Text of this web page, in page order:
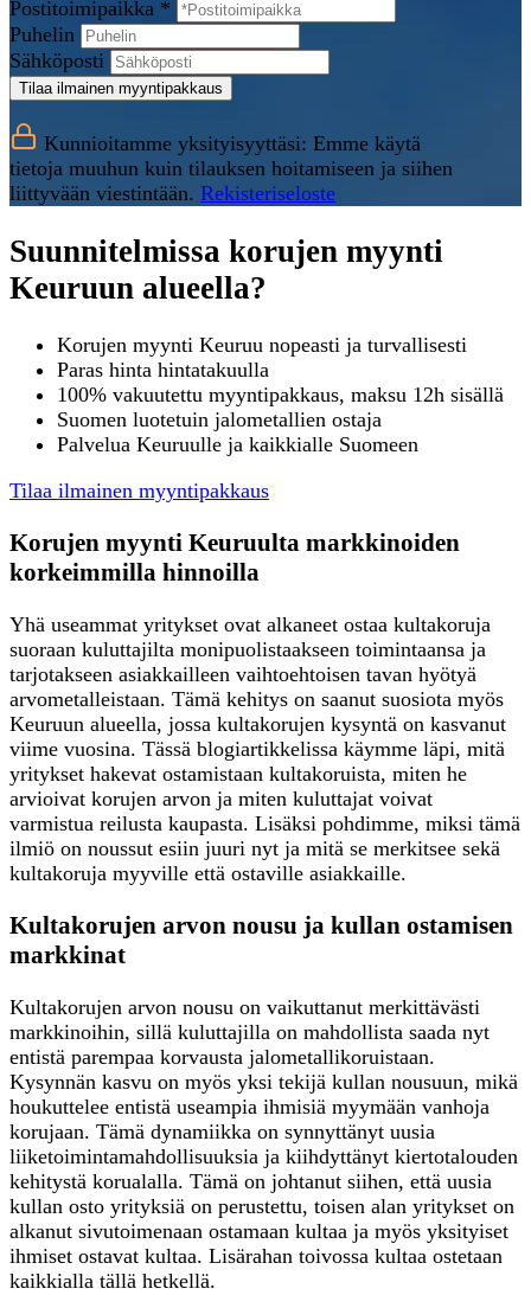
Postitoimipaikka *
Puhelin
Sähköposti
Tilaa ilmainen myyntipakkaus
Kunnioitamme yksityisyyttäsi: Emme käytä
tietoja muuhun kuin tilauksen hoitamiseen ja siihen
liittyvään viestintään. Rekisteriseloste
Suunnitelmissa korujen myynti
Keuruun alueella?
Korujen myynti Keuruu nopeasti ja turvallisesti
Paras hinta hintatakuulla
100% vakuutettu myyntipakkaus, maksu 12h sisällä
Suomen luotetuin jalometallien ostaja
Palvelua Keuruulle ja kaikkialle Suomeen
Tilaa ilmainen myyntipakkaus
Korujen myynti Keuruulta markkinoiden
korkeimmilla hinnoilla
Yhä useammat yritykset ovat alkaneet ostaa kultakoruja
suoraan kuluttajilta monipuolistaakseen toimintaansa ja
tarjotakseen asiakkailleen vaihtoehtoisen tavan hyötyä
arvometalleistaan. Tämä kehitys on saanut suosiota myös
Keuruun alueella, jossa kultakorujen kysyntä on kasvanut
viime vuosina. Tässä blogiartikkelissa käymme läpi, mitä
yritykset hakevat ostamistaan kultakoruista, miten he
arvioivat korujen arvon ja miten kuluttajat voivat
varmistua reilusta kaupasta. Lisäksi pohdimme, miksi tämä
ilmiö on noussut esiin juuri nyt ja mitä se merkitsee sekä
kultakoruja myyville että ostaville asiakkaille.
Kultakorujen arvon nousu ja kullan ostamisen
markkinat
Kultakorujen arvon nousu on vaikuttanut merkittävästi
markkinoihin, sillä kuluttajilla on mahdollista saada nyt
entistä parempaa korvausta jalometallikoruistaan.
Kysynnän kasvu on myös yksi tekijä kullan nousuun, mikä
houkuttelee entistä useampia ihmisiä myymään vanhoja
korujaan. Tämä dynamiikka on synnyttänyt uusia
liiketoimintamahdollisuuksia ja kiihdyttänyt kiertotalouden
kehitystä korualalla. Tämä on johtanut siihen, että uusia
kullan osto yrityksiä on perustettu, toisen alan yritykset on
alkanut sivutoimenaan ostamaan kultaa ja myös yksityiset
ihmiset ostavat kultaa. Lisärahan toivossa kultaa ostetaan
kaikkialla tällä hetkellä.